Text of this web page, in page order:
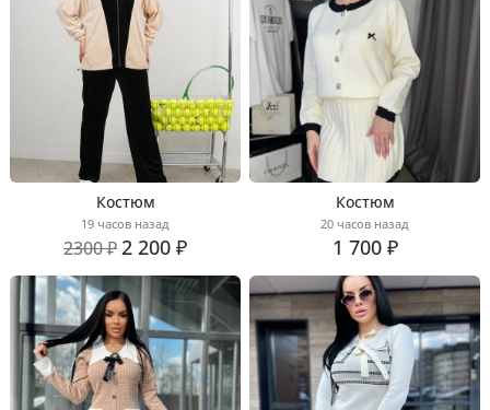
Костюм
19 часов назад
2300 ₽2 200 ₽
Костюм
20 часов назад
1 700 ₽